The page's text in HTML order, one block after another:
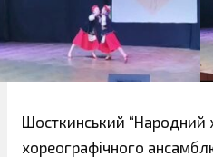
Шосткинський “Народний
хореографічного